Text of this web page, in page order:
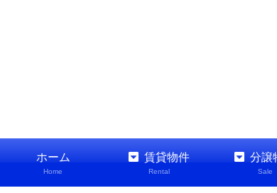
ホーム
Home
賃貸物件
Rental
分譲
Sale